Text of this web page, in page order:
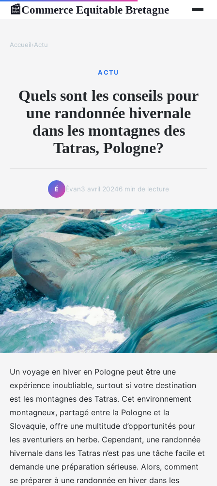
📰Commerce Equitable Bretagne
Accueil›Actu
ACTU
Quels sont les conseils pour
une randonnée hivernale
dans les montagnes des
Tatras, Pologne?
É Évan3 avril 20246 min de lecture
Un voyage en hiver en Pologne peut être une
expérience inoubliable, surtout si votre destination
est les montagnes des Tatras. Cet environnement
montagneux, partagé entre la Pologne et la
Slovaquie, offre une multitude d’opportunités pour
les aventuriers en herbe. Cependant, une randonnée
hivernale dans les Tatras n’est pas une tâche facile et
demande une préparation sérieuse. Alors, comment
se préparer à une randonnée en hiver dans les